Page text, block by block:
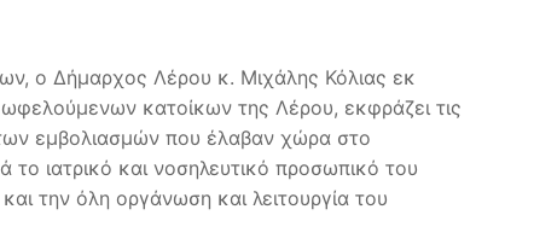
ο Δήμαρχος Λέρου κ. Μιχάλης Κόλιας εκ
κατοίκων της Λέρου, εκφράζει τις
εμβολιασμών που έλαβαν χώρα στο
ιατρικό και νοσηλευτικό προσωπικό του
την όλη οργάνωση και λειτουργία του